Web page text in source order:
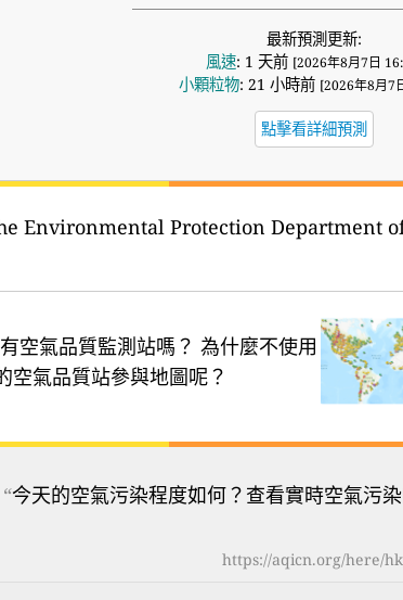
最新預測更新:
風速: 1 天前 [2026年8月7日
小顆粒物: 21 小時前 [2026年8月7
點擊看詳細預測
Environmental Protection Department
空氣品質監測站嗎？ 為什麼不使用
空氣品質站參與地圖呢？
今天的空氣污染程度如何？查看實時空氣污
https://aqicn.org/here/